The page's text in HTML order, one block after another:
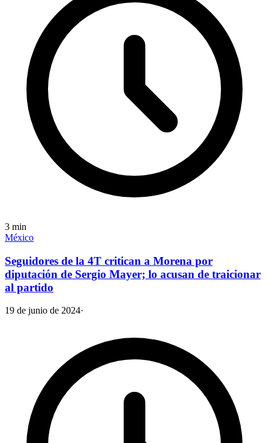
3 min
México
Seguidores de la 4T critican a Morena por
diputación de Sergio Mayer; lo acusan de traicionar
al partido
19 de junio de 2024·